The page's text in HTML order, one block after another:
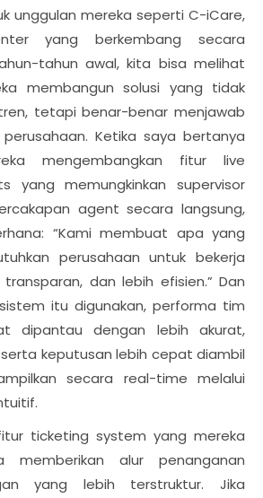
unggulan mereka seperti C-iCare,
yang berkembang secara
tahun awal, kita bisa melihat
membangun solusi yang tidak
tetapi benar-benar menjawab
Ketika saya bertanya
mengembangkan fitur live
yang memungkinkan supervisor
agent secara langsung,
“Kami membuat apa yang
perusahaan untuk bekerja
dan lebih efisien.” Dan
itu digunakan, performa tim
dipantau dengan lebih akurat,
keputusan lebih cepat diambil
secara real-time melalui
ticketing system yang mereka
memberikan alur penanganan
yang lebih terstruktur. Jika